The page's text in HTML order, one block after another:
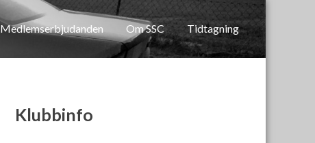
Medlemserbjudanden Om SSC Tidtagning
Klubbinfo